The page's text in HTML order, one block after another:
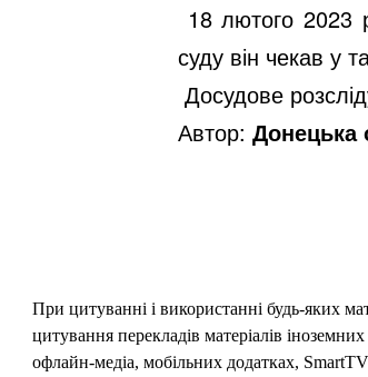
18 лютого 2023
суду він чекав у
Досудове
Автор: Донецька
При цитуванні і використанні будь-яких
цитування перекладів матеріалів
офлайн-медіа, мобільних додатках,